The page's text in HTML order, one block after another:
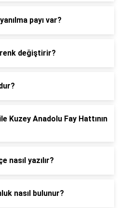
payı var?
renk değiştirir?
Kuzey Anadolu Fay Hattının
nasıl yazılır?
nasıl bulunur?